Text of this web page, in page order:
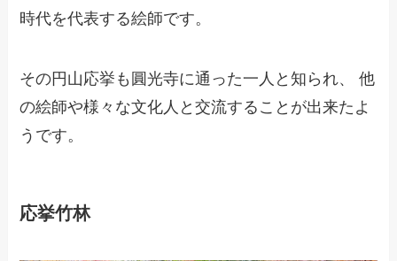
時代を代表する絵師です。
その円山応挙も圓光寺に通った一人と知られ、 他
の絵師や様々な文化人と交流することが出来たよ
うです。
応挙竹林